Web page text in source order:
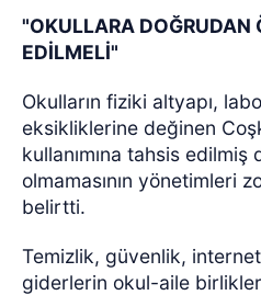
"OKULLARA DOĞRUDAN
EDİLMELİ"
Okulların fiziki altyapı,
eksikliklerine değinen
kullanımına tahsis
olmamasının yönetimleri
belirtti.
Temizlik, güvenlik,
giderlerin okul-aile